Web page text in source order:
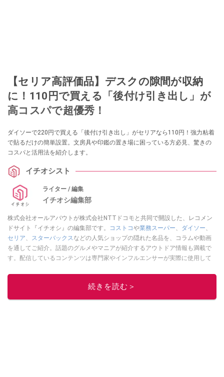
【セリア高評価品】デスクの隙間が収納
に！110円で買える「後付け引き出し」が
高コスパで超優秀！
ダイソーで220円で買える「後付け引き出し」がセリアなら110円！強力粘着
で貼るだけの簡単設置。文房具や印鑑の置き場に困っている方必見、驚きの
コスパと活用法を紹介します。
イチオシスト
ライター / 編集
イチオシ編集部
株式会社オールアバウトが株式会社NTTドコモと共同で開設した、レコメン
ドサイト『イチオシ』の編集部です。
コストコや業務スーパー ダイソー
セリア
スターバックス などの人気ショップの隠れた名品を、コラムや動画
を通してご紹介。話題のグルメやマニアが紹介するアウトドア情報も満載で
す。配信しているコンテンツは専門家やインフルエンサーが実際に使用して
ニュースでフォロー
続きを読む＞